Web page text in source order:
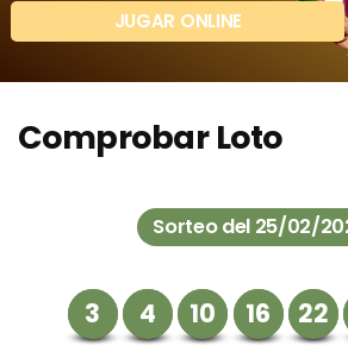
JUGAR ONLINE
Comprobar Loto
Sorteo del 25/02/
3 4 10 16 22